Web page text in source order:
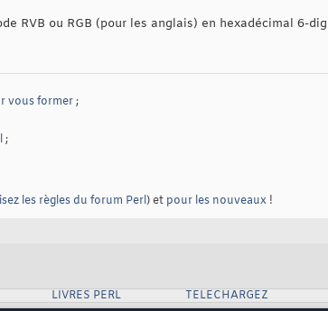
RVB ou RGB (pour les anglais) en hexadécimal 6-
vous former;
;
les règles du forum Perl) et pour les nouveaux !
LIVRES PERL TELECHARGEZ